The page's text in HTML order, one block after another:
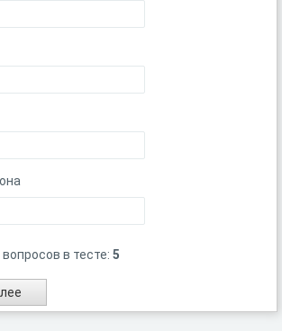
в тесте: 5